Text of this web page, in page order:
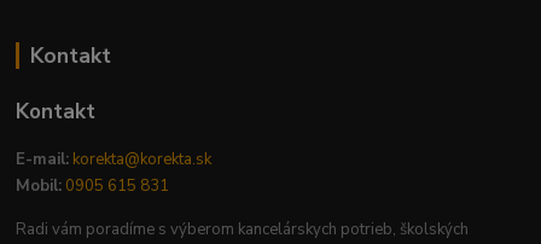
Kontakt
Kontakt
E-mail: korekta@korekta.sk
Mobil: 0905 615 831
Radi vám poradíme s výberom kancelárskych potrieb, školských